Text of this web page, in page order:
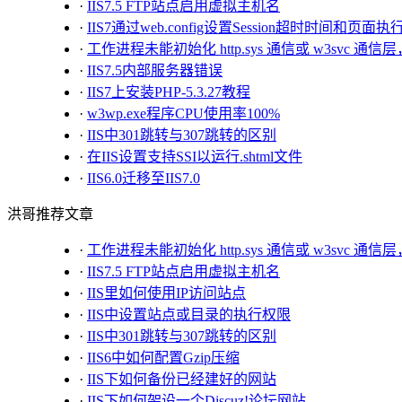
· IIS7.5 FTP站点启用虚拟主机名
· IIS7通过web.config设置Session超时时间和页面执
· 工作进程未能初始化 http.sys 通信或 w3svc 通信
· IIS7.5内部服务器错误
· IIS7上安装PHP-5.3.27教程
· w3wp.exe程序CPU使用率100%
· IIS中301跳转与307跳转的区别
· 在IIS设置支持SSI以运行.shtml文件
· IIS6.0迁移至IIS7.0
洪哥推荐文章
· 工作进程未能初始化 http.sys 通信或 w3svc 通信
· IIS7.5 FTP站点启用虚拟主机名
· IIS里如何使用IP访问站点
· IIS中设置站点或目录的执行权限
· IIS中301跳转与307跳转的区别
· IIS6中如何配置Gzip压缩
· IIS下如何备份已经建好的网站